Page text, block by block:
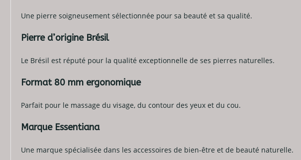
Une pierre soigneusement sélectionnée pour sa beauté et sa qualité.
Pierre d’origine Brésil
Le Brésil est réputé pour la qualité exceptionnelle de ses pierres naturelles.
Format 80 mm ergonomique
Parfait pour le massage du visage, du contour des yeux et du cou.
Marque Essentiana
Une marque spécialisée dans les accessoires de bien-être et de beauté naturelle.